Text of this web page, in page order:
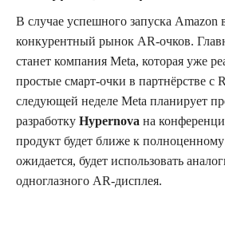
В случае успешного запуска Amazon
конкурентный рынок AR-очков.
станет компания Meta, которая уже
простые смарт-очки в партнёрстве с
следующей неделе Meta планирует
разработку Hypernova на
продукт будет ближе к
ожидается, будет использовать
одноглазного AR-дисплея.